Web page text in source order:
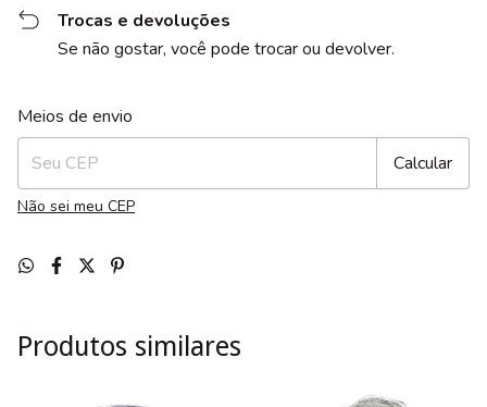
Trocas e devoluções
Se não gostar, você pode trocar ou devolver.
Entregas para o CEP:
Meios de envio
Calcular
Não sei meu CEP
Produtos similares